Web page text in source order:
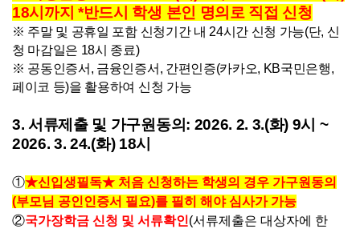
18시 까지 *반드시 학생 본인 명의로 직접 신청
※ 주말 및 공휴일 포함 신청기간 내 24시간 신청 가능(단, 신
청 마감일은 18시 종료)
※ 공동인증서, 금융인증서, 간편인증(카카오, KB국민은행,
페이코 등)을 활용하여 신청 가능
3. 서류제출 및 가구원동의: 2026. 2. 3.(화) 9시 ~
2026. 3. 24.(화) 18시
①★신입생필독★ 처음 신청하는 학생의 경우 가구원동의
(부모님 공인인증서 필요)를 필히 해야 심사가 가능
②국가장학금 신청 및 서류확인(서류제출은 대상자에 한